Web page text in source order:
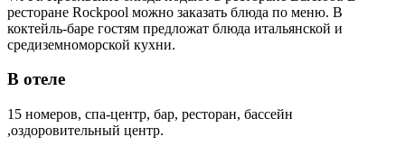
ресторане Rockpool можно заказать блюда по меню. В
коктейль-баре гостям предложат блюда итальянской и
средиземноморской кухни.
В отеле
15 номеров, спа-центр, бар, ресторан, бассейн
,оздоровительный центр.